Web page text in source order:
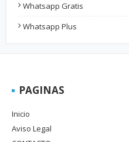
Whatsapp Gratis
Whatsapp Plus
PAGINAS
Inicio
Aviso Legal